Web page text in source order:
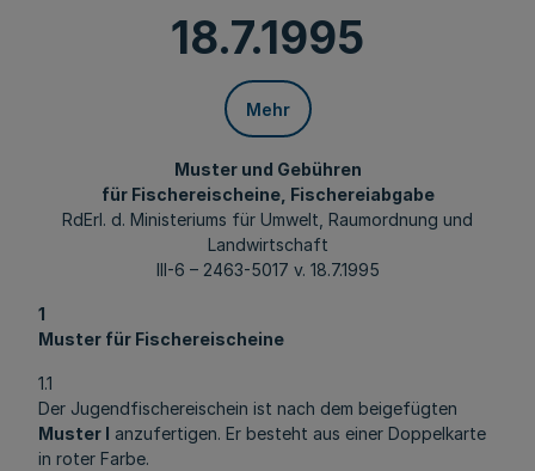
18.7.1995
Mehr
Muster und Gebühren
für Fischereischeine, Fischereiabgabe
RdErl. d. Ministeriums für Umwelt, Raumordnung und
Landwirtschaft
III-6 – 2463-5017 v. 18.7.1995
1
Muster für Fischereischeine
1.1
Der Jugendfischereischein ist nach dem beigefügten
Muster I anzufertigen. Er besteht aus einer Doppelkarte
in roter Farbe.